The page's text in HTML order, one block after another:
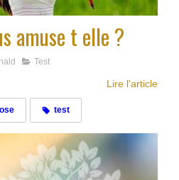
amuse t elle ?
Test
Lire l'article
test